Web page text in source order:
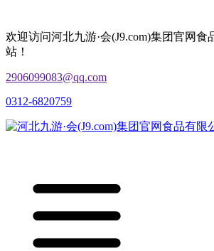
欢迎访问河北九游·会(J9.com)集团官网食
站！
2906099083@qq.com
0312-6820759